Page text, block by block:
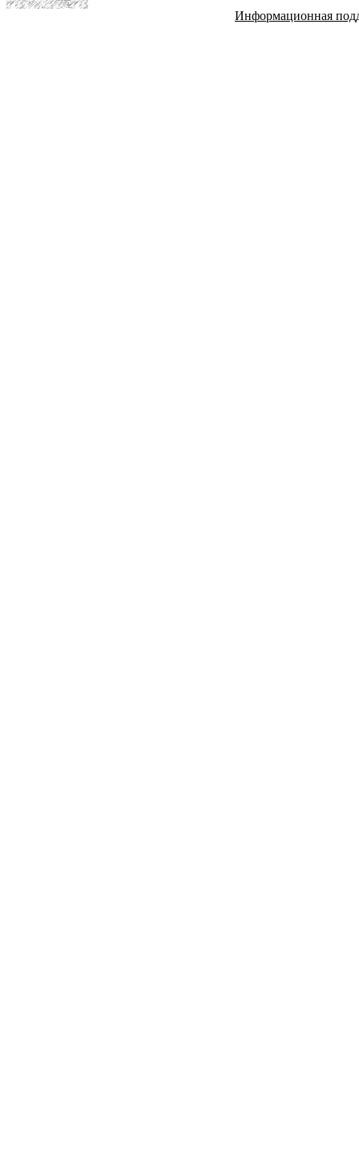
Информационная